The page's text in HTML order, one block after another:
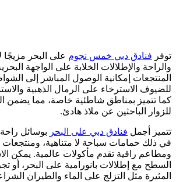
توفر فنادق دبي خمس نجوم على البحر مزيجًا
والراحة والإطلالات الخلابة على الواجهة
المنتجعات إمكانية الوصول المباشر إلى
للضيوف الاسترخاء على الرمال الذهبية
كما تتميز بمناطق شاطئية خاصة، مما يضمن
للزوار الباحثين عن ملاذ هادئ.
تتميز أجمل فنادق دبي على البحر بوسائل
في ذلك حمامات سباحة لا متناهية، ومنتجعات
ومطاعم راقية تقدم مأكولات عالمية. يمكن
السطح مع إطلالات بانورامية على البحر، أو
المثيرة مثل التزلج على الماء والطيران